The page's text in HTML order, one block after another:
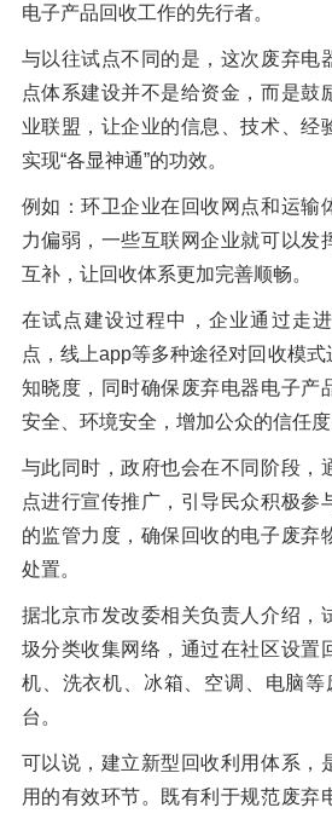
电子产品回收工作的先行者。
与以往试点不同的是，这次废弃电
点体系建设并不是给资金，而是鼓
业联盟，让企业的信息、技术、经
实现“各显神通”的功效。
例如：环卫企业在回收网点和运输
力偏弱，一些互联网企业就可以发
互补，让回收体系更加完善顺畅。
在试点建设过程中，企业通过走
点，线上app等多种途径对回收模
知晓度，同时确保废弃电器电子产
安全、环境安全，增加公众的信任度
与此同时，政府也会在不同阶段，
点进行宣传推广，引导民众积极参
的监管力度，确保回收的电子废弃
处置。
据北京市发改委相关负责人介绍，
圾分类收集网络，通过在社区设置
机、洗衣机、冰箱、空调、电脑
台。
可以说，建立新型回收利用体系，
用的有效环节。既有利于规范废弃